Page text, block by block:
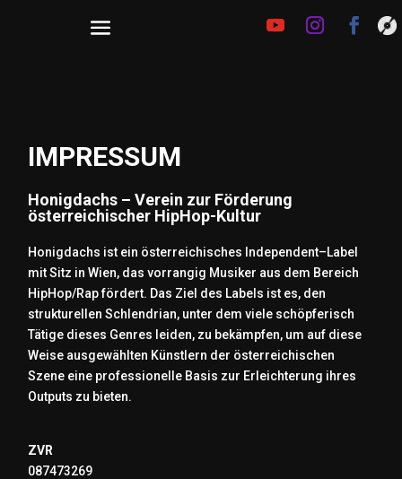
IMPRESSUM
Honigdachs – Verein zur Förderung
österreichischer HipHop-Kultur
Honigdachs ist ein österreichisches Independent–Label
mit Sitz in Wien, das vorrangig Musiker aus dem Bereich
HipHop/Rap fördert. Das Ziel des Labels ist es, den
strukturellen Schlendrian, unter dem viele schöpferisch
Tätige dieses Genres leiden, zu bekämpfen, um auf diese
Weise ausgewählten Künstlern der österreichischen
Szene eine professionelle Basis zur Erleichterung ihres
Outputs zu bieten.
ZVR
087473269